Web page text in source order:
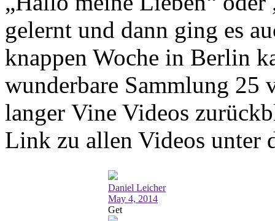
gelernt und dann ging es
knappen Woche in Berlin
wunderbare Sammlung 25
langer Vine Videos
Link zu allen Videos unter